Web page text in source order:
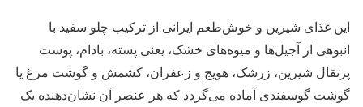
این غذای شیرین و خوش‌طعم ایرانی از ترکیب چلو سفید با
انبوهی از آجیل‌ها و میوه‌های خشک، یعنی پسته، بادام، پوست
پرتقال شیرین، زرشک، هویج و زعفران، کشمش و گوشت مرغ یا
گوشت گوسفندی آماده می‌گردد که هر عنصر آن نشان‌دهنده یک